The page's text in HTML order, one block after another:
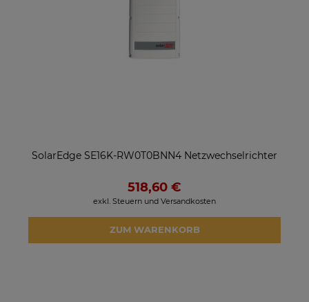
SolarEdge SE16K-RW0T0BNN4 Netzwechselrichter
518,60 €
exkl. Steuern und Versandkosten
ZUM WARENKORB